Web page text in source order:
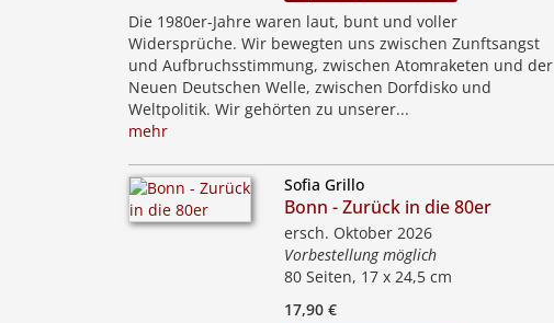
Die 1980er-Jahre waren laut, bunt und voller
Widersprüche. Wir bewegten uns zwischen Zunftsangst
und Aufbruchsstimmung, zwischen Atomraketen und der
Neuen Deutschen Welle, zwischen Dorfdisko und
Weltpolitik. Wir gehörten zu unserer...
mehr
Sofia Grillo
Bonn - Zurück in die 80er
ersch. Oktober 2026
Vorbestellung möglich
80 Seiten, 17 x 24,5 cm
17,90 €